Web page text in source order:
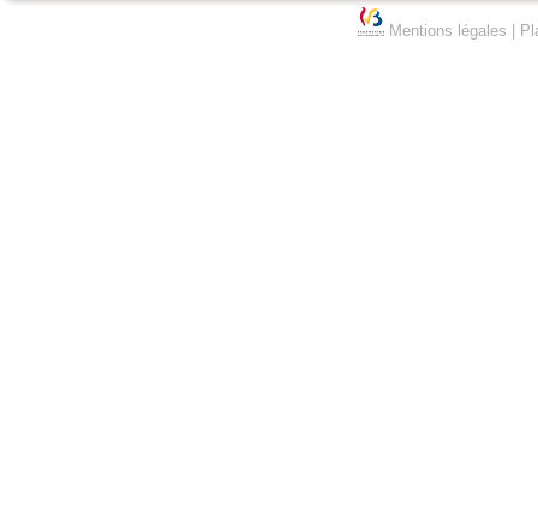
Mentions légales